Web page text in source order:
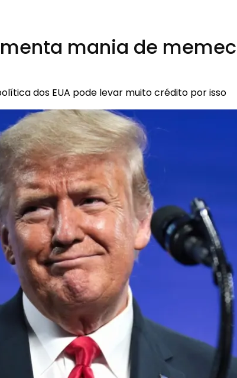
mania de
dos EUA pode levar muito crédito por isso